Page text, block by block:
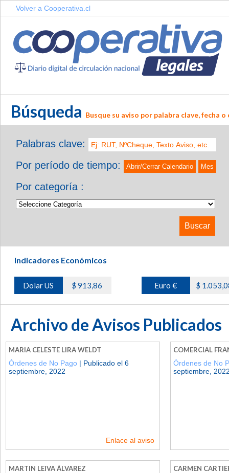
Volver a Cooperativa.cl
Búsqueda Busque su aviso por palabra clave, fecha
Palabras clave:
Por período de tiempo:
Abrir/Cerrar Calendario Mes
Por categoría :
Indicadores Económicos
Dolar US $ 913,86 Euro € $
Archivo de Avisos Publicados
MARIA CELESTE LIRA WELDT
Órdenes de No Pago | Publicado el 6
septiembre, 2022
Enlace al aviso
COMERCIAL
Órdenes de No
septiembre,
MARTIN LEIVA ÁLVAREZ
CARMEN